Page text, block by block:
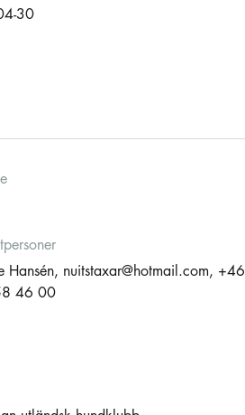
30
Hansén, nuitstaxar@hotmail.com, +46
46 00